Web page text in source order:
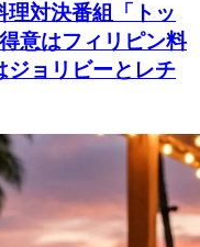
対決番組「トッ
意はフィリピン料
ジョリビーとレチ